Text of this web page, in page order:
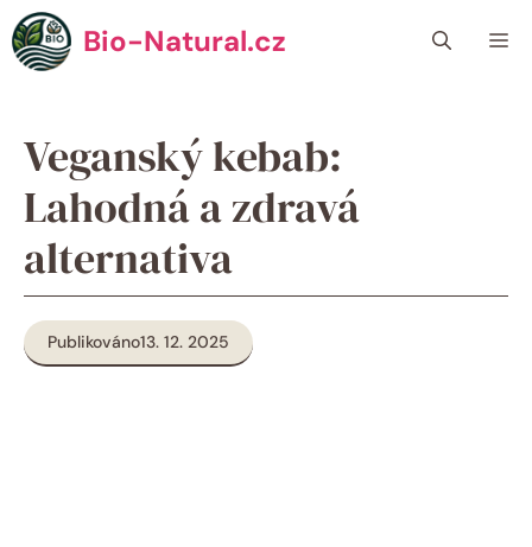
Přeskočit
na
obsah
Bio-Natural.cz
Veganský kebab:
Lahodná a zdravá
alternativa
Publikováno13. 12. 2025